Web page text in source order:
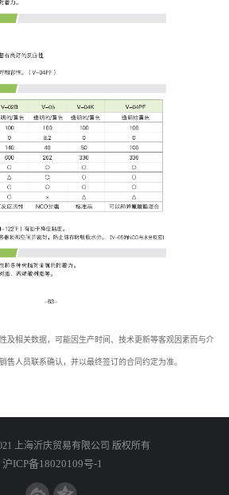
及相关数据，可能因生产时间、技术更新等客观因素而与介
售人员联系确认，并以最终签订的合同约定为准。
上海沂庆贸易有限公司 版权所有
沪ICP备18020109号-1